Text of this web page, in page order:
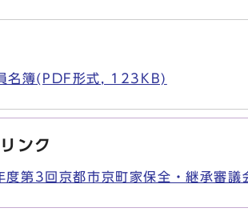
名簿(PDF形式, 123KB)
ンク
度第3回京都市京町家保全・継承審議